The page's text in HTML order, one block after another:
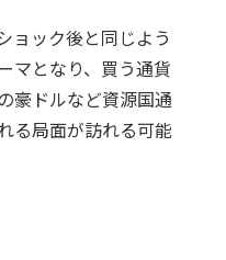
ョック後と同じよう
マとなり、買う通貨
豪ドルなど資源国通
る局面が訪れる可能